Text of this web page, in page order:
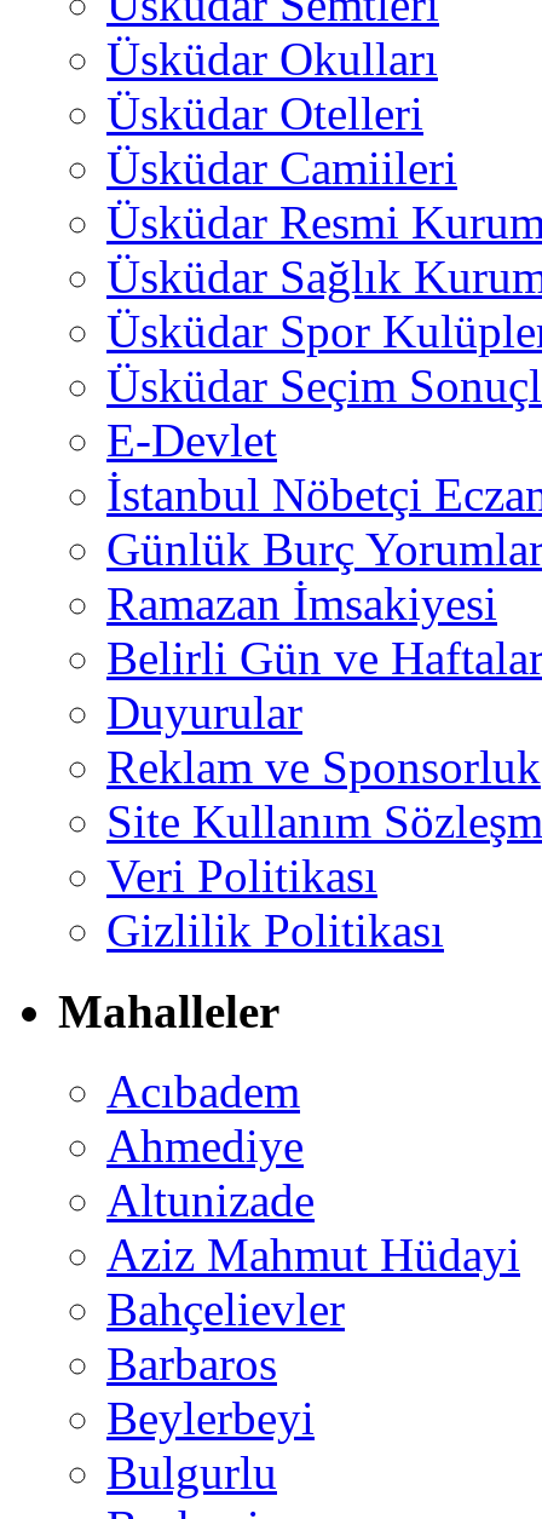
Üsküdar Okulları
Üsküdar Otelleri
Üsküdar Camiileri
Üsküdar Resmi
Üsküdar Sağlık
Üsküdar Spor
Üsküdar Seçim
E-Devlet
İstanbul Nöbetçi
Günlük Burç
Ramazan İmsakiyesi
Belirli Gün ve
Duyurular
Reklam ve Sponsorluk
Site Kullanım
Veri Politikası
Gizlilik Politikası
Mahalleler
Acıbadem
Ahmediye
Altunizade
Aziz Mahmut Hüdayi
Bahçelievler
Barbaros
Beylerbeyi
Bulgurlu